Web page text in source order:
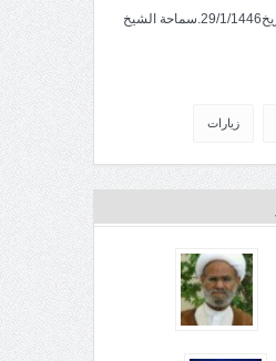
بتاريخ29/1/1446.سماحة الشيخ
زيارات